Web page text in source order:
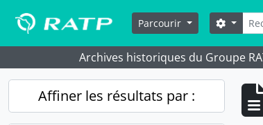
Skip to main content
Parcourir
Archives historiques du Groupe
Affiner les résultats par :